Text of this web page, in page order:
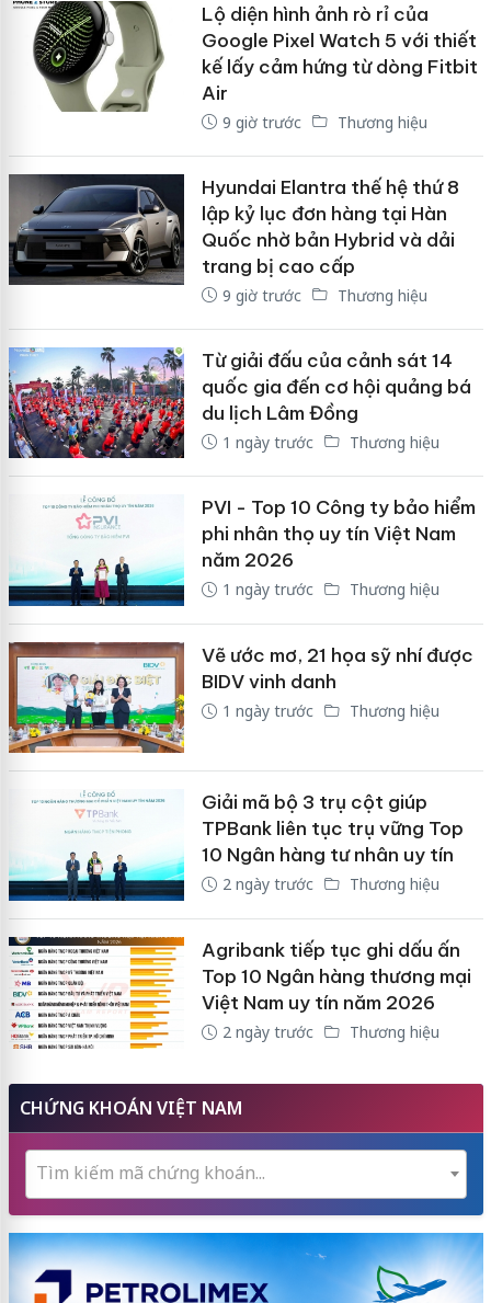
Lộ diện hình ảnh rò rỉ của
Google Pixel Watch 5 với thiết
kế lấy cảm hứng từ dòng Fitbit
Air
9 giờ trước Thương hiệu
Hyundai Elantra thế hệ thứ 8
lập kỷ lục đơn hàng tại Hàn
Quốc nhờ bản Hybrid và dải
trang bị cao cấp
9 giờ trước Thương hiệu
Từ giải đấu của cảnh sát 14
quốc gia đến cơ hội quảng bá
du lịch Lâm Đồng
1 ngày trước Thương hiệu
PVI - Top 10 Công ty bảo hiểm
phi nhân thọ uy tín Việt Nam
năm 2026
1 ngày trước Thương hiệu
Vẽ ước mơ, 21 họa sỹ nhí được
BIDV vinh danh
1 ngày trước Thương hiệu
Giải mã bộ 3 trụ cột giúp
TPBank liên tục trụ vững Top
10 Ngân hàng tư nhân uy tín
2 ngày trước Thương hiệu
Agribank tiếp tục ghi dấu ấn
Top 10 Ngân hàng thương mại
Việt Nam uy tín năm 2026
2 ngày trước Thương hiệu
CHỨNG KHOÁN VIỆT NAM
Tìm kiếm mã chứng khoán...